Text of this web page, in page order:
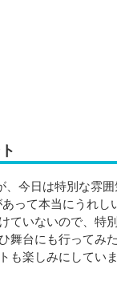
、今日は特別な雰
って本当にうれし
ていないので、特
舞台にも行ってみ
も楽しみにしてい